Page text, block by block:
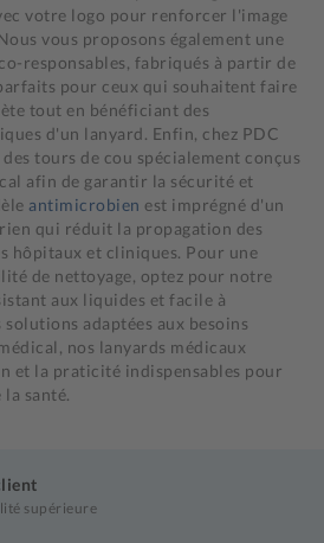
votre logo pour renforcer l'image
vous proposons également une
responsables, fabriqués à partir de
pour ceux qui souhaitent faire
tout en bénéficiant des
d'un lanyard. Enfin, chez PDC
tours de cou spécialement conçus
afin de garantir la sécurité et
antimicrobien est imprégné d'un
qui réduit la propagation des
hôpitaux et cliniques. Pour une
de nettoyage, optez pour notre
aux liquides et facile à
solutions adaptées aux besoins
nos lanyards médicaux
et la praticité indispensables pour
santé.
supérieure